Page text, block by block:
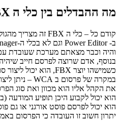
מה ההבדלים בין כלי ה FBX לכלי ה – Website Custom Audience (או בקיצור –
קודם כל – כלי ה FBX זה מצריך מהגולש כלי חיצוני לפייסבוק כדי ליצור אותו. אי אפשר ליצור פרסום
ב- Power Editor וגם לא בכלי ה-Ads Manager.ולכן – צצו ברחבי הרשת כלים שרק חלקם היו מאושרים לשימוש על ידי פייסבוק.
והיה וכבר מצאתם מערכת שעובדת
בנוסף, אדם שרוצה לפרסם חייב שיהיה
כשמישהו יוצר FBX, הוא יכול ליצור סוג מאד מסוים של מודעות – רק כאלו שיוכלו להופיע באוסף חדשות הבית (News Feed) או בסרגל צדדי. ישנן הגבלות חמורות על מה שניתן לעשות והפרסום אינו מחובר לדף בכלל.
במקרה של פרסום ב WCA – ניתן ליצור מודעות ללא הגבלה. המפרסם יכול לבחור:
את הקהל אליו הוא מכוון ואת סוג
הוא יכול לקבוע היכן תופיע המודעה
הוא יכול לפרסם פוסט אורגני או גם
יתרון חשוב זו העובדה כי הפרסום